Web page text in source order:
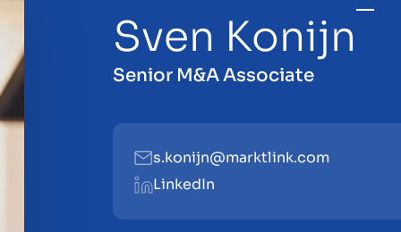
Sven Konijn
Senior M&A Associate
s.konijn@marktlink.com
LinkedIn